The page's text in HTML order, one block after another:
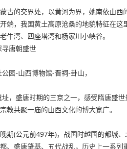
古的交界处，以黄河为界，她南依山
端，我国黄土高原沧桑的地貌特征在
牛湾、四座塔湾和杨家川小峡谷。
唐朝盛世
园-山西博物馆-晋祠-卦山，
，盛唐时期的三京之一，感受隋唐盛
教共聚一庙的山西文化的博大宽广。
期(公元前497年)，战国时越国的都城
、盛唐肇基、五代战乱，历史上一系